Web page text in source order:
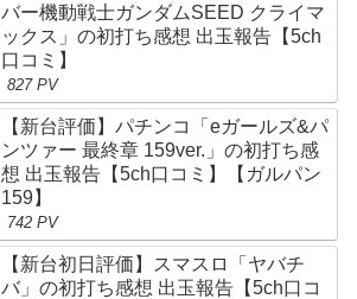
バー機動戦士ガンダムSEED クライマ
ックス」の初打ち感想 出玉報告【5ch
口コミ】
827 PV
【新台評価】パチンコ「eガールズ&パ
ンツァー 最終章 159ver.」の初打ち感
想 出玉報告【5ch口コミ】【ガルパン
159】
742 PV
【新台初日評価】スマスロ「ヤバチ
バ」の初打ち感想 出玉報告【5ch口コ